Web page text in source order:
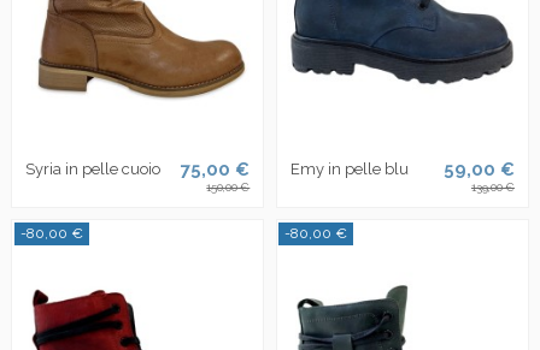
Syria in pelle cuoio 75,00 €
150,00 €
Emy in pelle blu 59,00 €
139,00 €
-80,00 € -80,00 €